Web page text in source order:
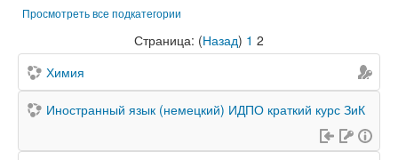
Просмотреть все подкатегории
Страница: (Назад) 1 2
Химия
Иностранный язык (немецкий) ИДПО краткий курс ЗиК